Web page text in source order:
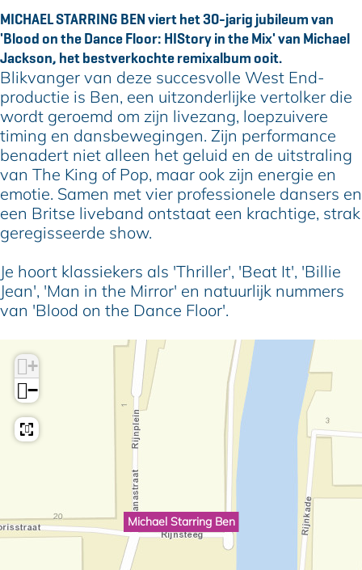
l
S
t
a
r
r
i
n
g
B
e
n
a
e
l
S
t
a
r
r
i
n
g
B
e
n
h
a
e
l
S
t
a
r
r
i
n
g
B
e
n
l
S
t
a
r
r
i
n
g
B
e
n
c
h
a
e
l
S
t
a
r
r
i
n
g
B
e
n
MICHAEL STARRING BEN viert het 30-jarig jubileum van
'Blood on the Dance Floor: HIStory in the Mix' van Michael
Jackson, het bestverkochte remixalbum ooit.
Blikvanger van deze succesvolle West End-
productie is Ben, een uitzonderlijke vertolker die
wordt geroemd om zijn livezang, loepzuivere
timing en dansbewegingen. Zijn performance
benadert niet alleen het geluid en de uitstraling
van The King of Pop, maar ook zijn energie en
emotie. Samen met vier professionele dansers en
een Britse liveband ontstaat een krachtige, strak
geregisseerde show.
Je hoort klassiekers als 'Thriller', 'Beat It', 'Billie
Jean', 'Man in the Mirror' en natuurlijk nummers
van 'Blood on the Dance Floor'.
Michael Starring Ben
+
−